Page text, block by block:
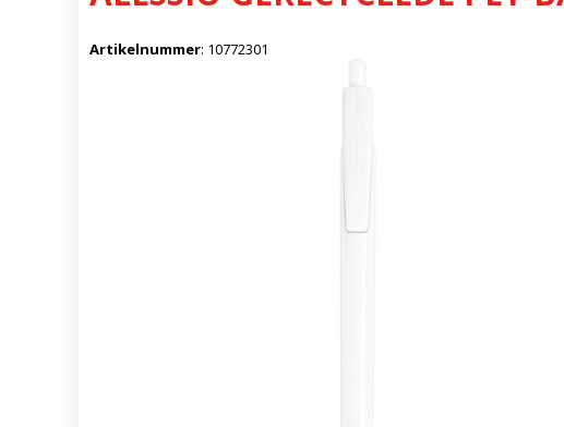
Artikelnummer: 10772301